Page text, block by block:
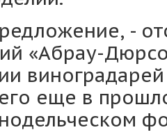
-
«Абрау-
еще в